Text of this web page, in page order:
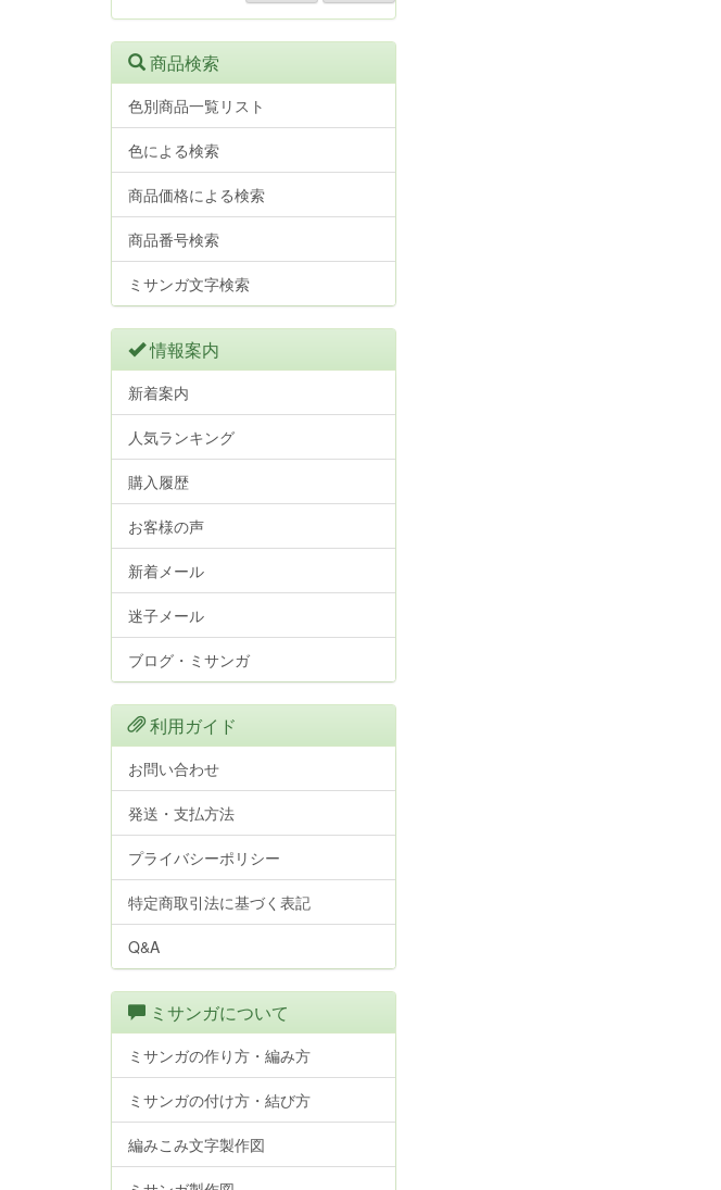
商品検索
色別商品一覧リスト
色による検索
商品価格による検索
商品番号検索
ミサンガ文字検索
情報案内
新着案内
人気ランキング
購入履歴
お客様の声
新着メール
迷子メール
ブログ・ミサンガ
利用ガイド
お問い合わせ
発送・支払方法
プライバシーポリシー
特定商取引法に基づく表記
Q&A
ミサンガについて
ミサンガの作り方・編み方
ミサンガの付け方・結び方
編みこみ文字製作図